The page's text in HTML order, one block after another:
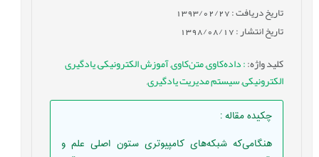
تاریخ دریافت : 1393/02/27
تاریخ انتشار : 1398/08/17
کلید واژه:: داده‌کاوی,متن‌کاوی,آموزش الکترونیکی,یادگیری
الکترونیکی,سیستم مدیریت یادگیری,
چکیده مقاله:
هنگامی‌که شبکه‌های کامپیوتری ستون اصلی علم و